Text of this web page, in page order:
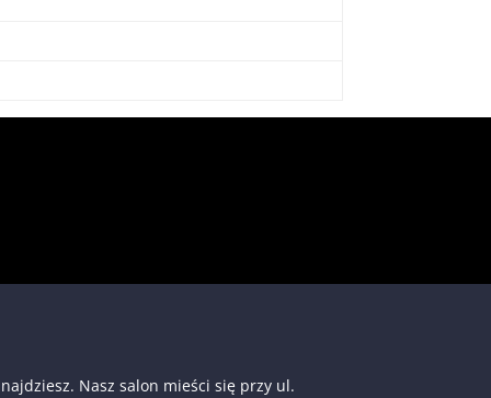
Nasz salon mieści się przy ul.